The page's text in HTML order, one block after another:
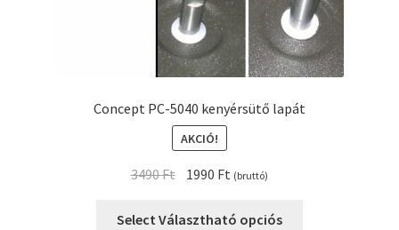
Concept PC-5040 kenyérsütő lapát
AKCIÓ!
3490Ft Original
was:
1990 Ft Current
is:
(bruttó)
Select Választható opciós